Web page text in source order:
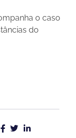
o caso
do